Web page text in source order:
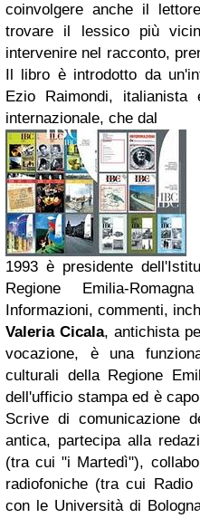
coinvolgere anche il
trovare il lessico più
intervenire nel racconto,
Il libro è introdotto da
Ezio Raimondi,
internazionale, che dal
1993 è presidente
Regione Emilia-
Informazioni, commenti,
Valeria Cicala, antichista
vocazione, è una
culturali della Regione
dell'ufficio stampa ed è
Scrive di comunicazione
antica, partecipa alla
(tra cui "i Martedì"),
radiofoniche (tra cui Radio
con le Università di